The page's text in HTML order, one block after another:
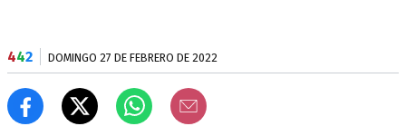
442 DOMINGO 27 DE FEBRERO DE 2022